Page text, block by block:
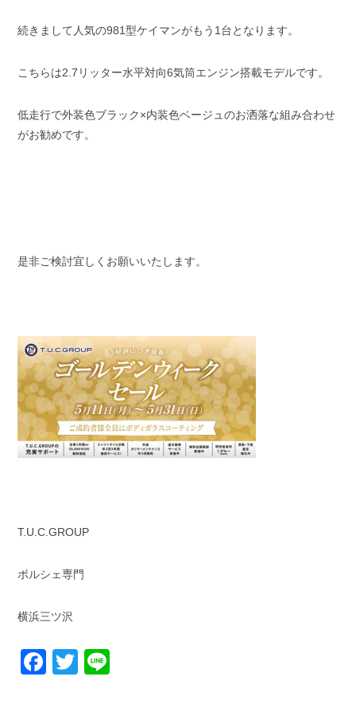
続きまして人気の981型ケイマンがもう1台となります。
こちらは2.7リッター水平対向6気筒エンジン搭載モデルです。
低走行で外装色ブラック×内装色ベージュのお洒落な組み合わせ
がお勧めです。
是非ご検討宜しくお願いいたします。
T.U.C.GROUP
ポルシェ専門
横浜三ツ沢
Facebook
Twitter